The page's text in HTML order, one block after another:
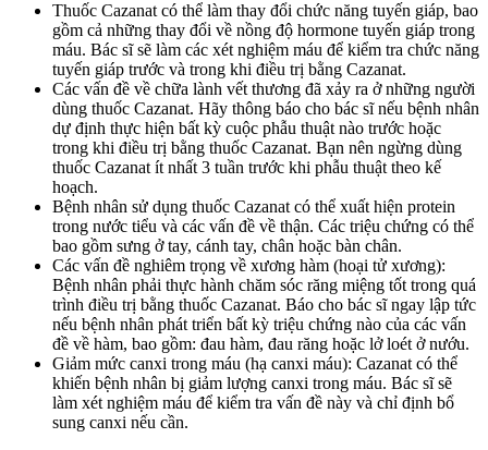
Thuốc Cazanat có thể làm thay đổi chức năng tuyến giáp, bao
gồm cả những thay đổi về nồng độ hormone tuyến giáp trong
máu. Bác sĩ sẽ làm các xét nghiệm máu để kiểm tra chức năng
tuyến giáp trước và trong khi điều trị bằng Cazanat.
Các vấn đề về chữa lành vết thương đã xảy ra ở những người
dùng thuốc Cazanat. Hãy thông báo cho bác sĩ nếu bệnh nhân
dự định thực hiện bất kỳ cuộc phẫu thuật nào trước hoặc
trong khi điều trị bằng thuốc Cazanat. Bạn nên ngừng dùng
thuốc Cazanat ít nhất 3 tuần trước khi phẫu thuật theo kế
hoạch.
Bệnh nhân sử dụng thuốc Cazanat có thể xuất hiện protein
trong nước tiểu và các vấn đề về thận. Các triệu chứng có thể
bao gồm sưng ở tay, cánh tay, chân hoặc bàn chân.
Các vấn đề nghiêm trọng về xương hàm (hoại tử xương):
Bệnh nhân phải thực hành chăm sóc răng miệng tốt trong quá
trình điều trị bằng thuốc Cazanat. Báo cho bác sĩ ngay lập tức
nếu bệnh nhân phát triển bất kỳ triệu chứng nào của các vấn
đề về hàm, bao gồm: đau hàm, đau răng hoặc lở loét ở nướu.
Giảm mức canxi trong máu (hạ canxi máu): Cazanat có thể
khiến bệnh nhân bị giảm lượng canxi trong máu. Bác sĩ sẽ
làm xét nghiệm máu để kiểm tra vấn đề này và chỉ định bổ
sung canxi nếu cần.